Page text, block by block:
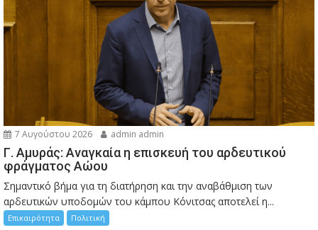
7 Αυγούστου 2026 admin admin
Γ. Αμυράς: Αναγκαία η επισκευή του αρδευτικού
φράγματος Αώου
Σημαντικό βήμα για τη διατήρηση και την αναβάθμιση των
αρδευτικών υποδομών του κάμπου Κόνιτσας αποτελεί η...
Επικαιρότητα Πολιτική